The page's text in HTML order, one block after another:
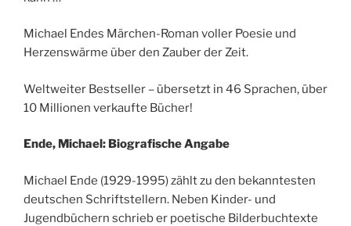
Michael Endes Märchen-Roman voller Poesie und
Herzenswärme über den Zauber der Zeit.
Weltweiter Bestseller – übersetzt in 46 Sprachen, über
10 Millionen verkaufte Bücher!
Ende, Michael: Biografische Angabe
Michael Ende (1929-1995) zählt zu den bekanntesten
deutschen Schriftstellern. Neben Kinder- und
Jugendbüchern schrieb er poetische Bilderbuchtexte